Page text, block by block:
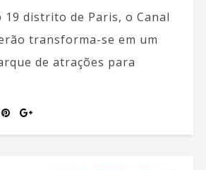
19 distrito de Paris, o Canal
transforma-se em um
de atrações para